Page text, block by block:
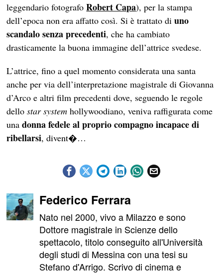
leggendario fotografoRobert Capa), per la stampa
dell’epoca non era affatto così. Si è trattato diuno
scandalo senza precedenti, che ha cambiato
drasticamente la buona immagine dell’attrice svedese.
L’attrice, fino a quel momento considerata una santa
anche per via dell’interpretazione magistrale di Giovanna
d’Arco e altri film precedenti dove, seguendo le regole
dellostar system hollywoodiano, veniva raffigurata come
una donna fedele al proprio compagno incapace di
ribellarsi, divent�…
Federico Ferrara
Nato nel 2000, vivo a Milazzo e sono
Dottore magistrale in Scienze dello
spettacolo, titolo conseguito all'Università
degli studi di Messina con una tesi su
Stefano d'Arrigo. Scrivo di cinema e